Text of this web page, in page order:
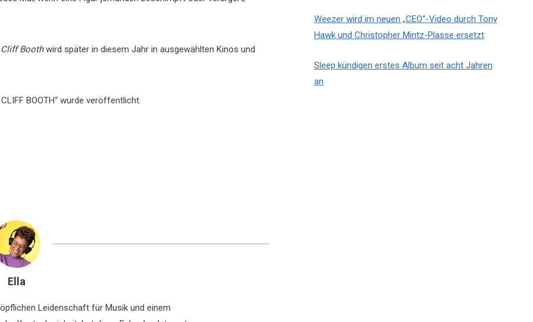
Boothwird später in diesem Jahr in ausgewählten Kinos und
BOOTH“ wurde veröffentlicht.
Ella
Leidenschaft für Musik und einem
Weezer wird im neuen „CEO“-Video durch Tony
Hawk und Christopher Mintz-Plasse ersetzt
Sleep kündigen erstes Album seit acht Jahren
an